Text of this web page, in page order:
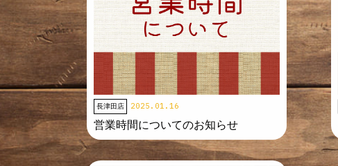
長津田店 2025.01.16
営業時間についてのお知らせ